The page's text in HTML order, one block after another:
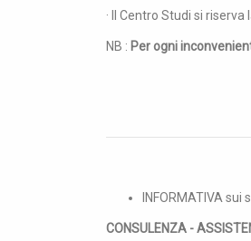
· Il Centro Studi si
NB : Per ogni
INFORMATIVA sui
CONSULENZA -